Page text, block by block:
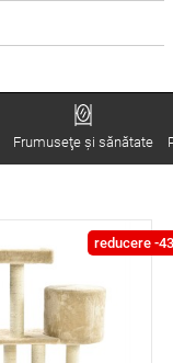
Frumuseţe şi sănătate
reducere -